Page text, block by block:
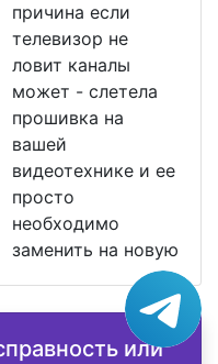
причина если
телевизор не
ловит каналы
может - слетела
прошивка на
вашей
видеотехнике и ее
просто
необходимо
заменить на новую
или